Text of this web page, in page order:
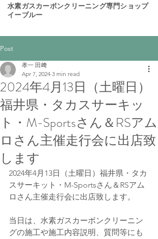
​水素ガスカーボンクリーニング専門ショップ
イーブルー
Post
2024年4月13日（土曜日）
福井県・タカスサーキッ
ト・M-Sportsさん＆RSアム
ロさん主催走行会に出店致
します
孝一 田﨑
Apr 7, 2024 3 min read
2024年4月13日（土曜日）福井県・タカ
スサーキット・M-Sportsさん＆RSアム
ロさん主催走行会に出店致します。
当日は、水素ガスカーボンクリーニン
グの施工や施工内容説明、質問等にも